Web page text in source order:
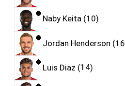
Naby Keita 10
Jordan Henderson 16
Luis Diaz 14